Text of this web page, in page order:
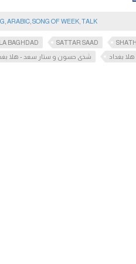
ARABIC SONG OF WEEK TALK
BAGHDAD SATTAR SAAD
شذى حسون و ستار سعد - هلا هلا بغداد